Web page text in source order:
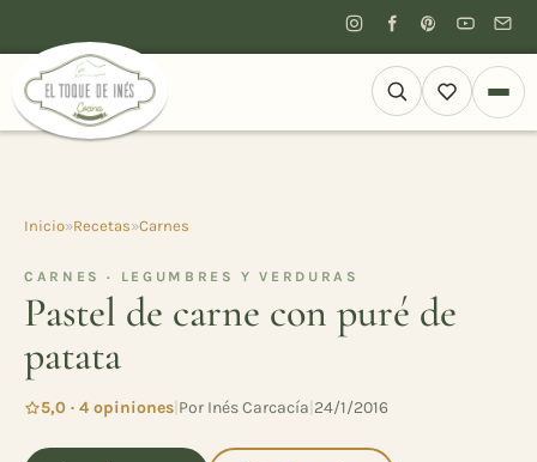
Inicio»Recetas»Carnes
CARNES · LEGUMBRES Y VERDURAS
Pastel de carne con puré de
patata
5,0 · 4 opiniones Por Inés Carcacía 24/1/2016